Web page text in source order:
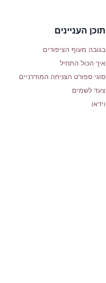
תוכן העניינים
בגובה מעוף הציפורים
איך הכול התחיל
סוגי ספורט הצניחה המודרניים
צעד לשמים
וידאו